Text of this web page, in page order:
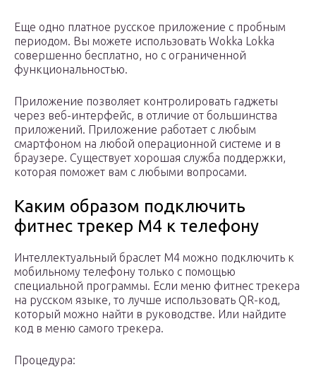
Еще одно платное русское приложение с пробным
периодом. Вы можете использовать Wokka Lokka
совершенно бесплатно, но с ограниченной
функциональностью.
Приложение позволяет контролировать гаджеты
через веб-интерфейс, в отличие от большинства
приложений. Приложение работает с любым
смартфоном на любой операционной системе и в
браузере. Существует хорошая служба поддержки,
которая поможет вам с любыми вопросами.
Каким образом подключить
фитнес трекер M4 к телефону
Интеллектуальный браслет M4 можно подключить к
мобильному телефону только с помощью
специальной программы. Если меню фитнес трекера
на русском языке, то лучше использовать QR-код,
который можно найти в руководстве. Или найдите
код в меню самого трекера.
Процедура: